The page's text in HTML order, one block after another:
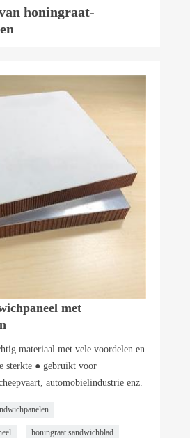
honingraat-
met
materiaal met vele voordelen en
sterkte ● gebruikt voor
automobielindustrie enz.
honingraat sandwichblad